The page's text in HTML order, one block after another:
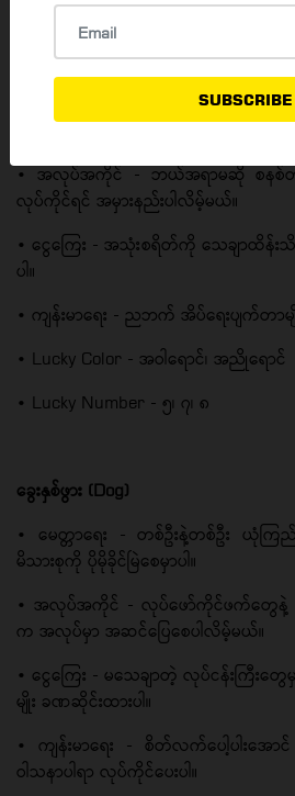
SUBSCRIBE
ကြက်နှစ်ဖွား (Rooster)
• မေတ္တာရေး - အချင်းချင်း နားလည်
• အလုပ်အကိုင် - ဘယ်အရာမဆို စနစ်
လုပ်ကိုင်ရင် အမှားနည်းပါလိမ့်မယ်။
• ငွေကြေး - အသုံးစရိတ်ကို သေချာထိန်းသိ
ပါ။
• ကျန်းမာရေး - ညဘက် အိပ်ရေးပျက်တာမျို
• Lucky Color - အဝါရောင်၊ အညိုရောင်
• Lucky Number - ၅၊ ၇၊ ၈
ခွေးနှစ်ဖွား (Dog)
• မေတ္တာရေး - တစ်ဦးနဲ့တစ်ဦး ယုံက
မိသားစုကို ပိုမိုခိုင်မြဲစေမှာပါ။
• အလုပ်အကိုင် - လုပ်ဖော်ကိုင်ဖက်တွေနဲ့
က အလုပ်မှာ အဆင်ပြေစေပါလိမ့်မယ်။
• ငွေကြေး - မသေချာတဲ့ လုပ်ငန်းကြီးတွေမှာ
မျိုး ခဏဆိုင်းထားပါ။
• ကျန်းမာရေး - စိတ်လက်ပေါ့ပါးအေ
ဝါသနာပါရာ လုပ်ကိုင်ပေးပါ။